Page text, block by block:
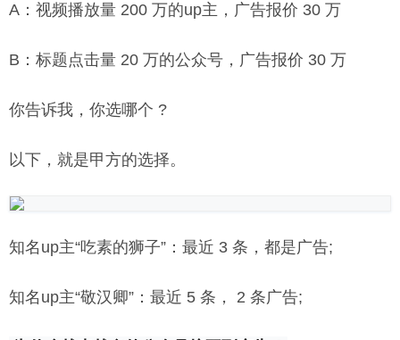
A：视频播放量 200 万的up主，广告报价 30 万
B：标题点击量 20 万的公众号，广告报价 30 万
你告诉我，你选哪个 ?
以下，就是甲方的选择。
知名up主“吃素的狮子”：最近 3 条，都是广告;
知名up主“敬汉卿”：最近 5 条， 2 条广告;